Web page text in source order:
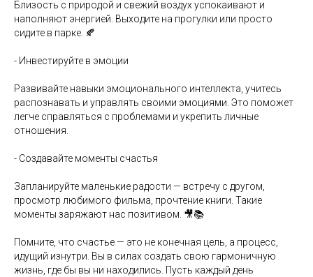
Близость с природой и свежий воздух успокаивают и
наполняют энергией. Выходите на прогулки или просто
сидите в парке. 🍂
- Инвестируйте в эмоции
Развивайте навыки эмоционального интеллекта, учитесь
распознавать и управлять своими эмоциями. Это поможет
легче справляться с проблемами и укрепить личные
отношения.
- Создавайте моменты счастья
Запланируйте маленькие радости — встречу с другом,
просмотр любимого фильма, прочтение книги. Такие
моменты заряжают нас позитивом. 🎥📚
Помните, что счастье — это не конечная цель, а процесс,
идущий изнутри. Вы в силах создать свою гармоничную
жизнь, где бы вы ни находились. Пусть каждый день